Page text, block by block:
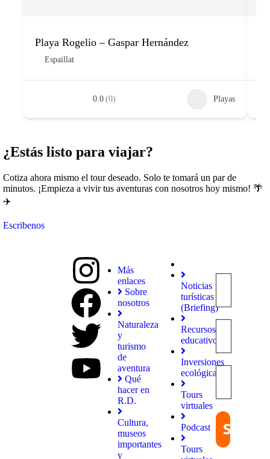
Playa Rogelio – Gaspar Hernández
Espaillat
0.0 (0) Playas
¿Estás listo para viajar?
Cotiza ahora mismo el tour deseado. Solo te tomará un par de
minutos. ¡Empieza a vivir tus aventuras con nosotros hoy mismo! 🌴
✈️
Escribenos
experiencias
Quieroloma,
Más
enlaces
Sobre
nosotros
Naturaleza
y
turismo
de
aventura
Qué
hacer en
R.D.
Cultura,
museos
importantes
y
Noticias
turísticas
(Briefing)
Recursos
educativos
Inversiones
ecológicas
Tours
virtuales
Podcast
Tours